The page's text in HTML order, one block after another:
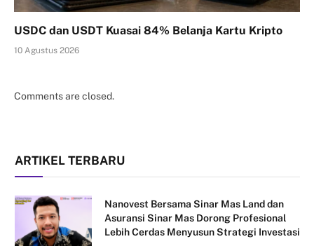
USDC dan USDT Kuasai 84% Belanja Kartu Kripto
10 Agustus 2026
Comments are closed.
ARTIKEL TERBARU
Nanovest Bersama Sinar Mas Land dan
Asuransi Sinar Mas Dorong Profesional
Lebih Cerdas Menyusun Strategi Investasi